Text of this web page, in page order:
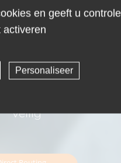
voor
Veilig
en geeft u controle
activeren
Personaliseer